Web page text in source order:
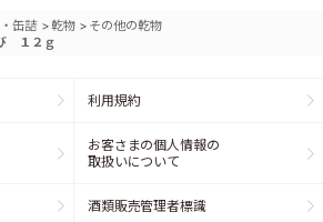
缶詰 >乾物 > その他の乾物
１２ｇ
利用規約
お客さまの個人情報の
取扱いについて
酒類販売管理者標識